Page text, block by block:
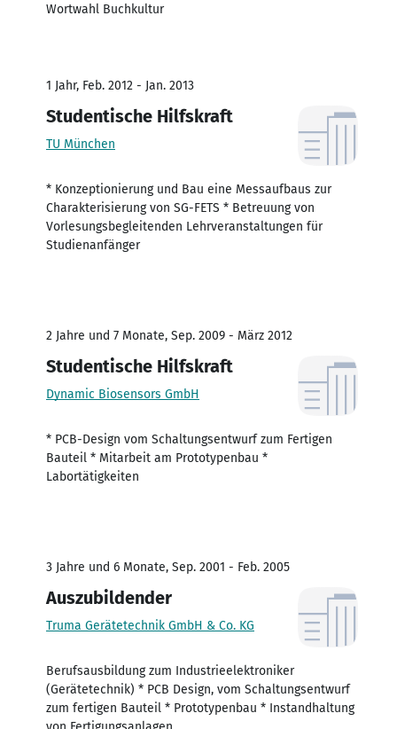
Wortwahl Buchkultur
1 Jahr, Feb. 2012 - Jan. 2013
Studentische Hilfskraft
TU München
* Konzeptionierung und Bau eine Messaufbaus zur
Charakterisierung von SG-FETS * Betreuung von
Vorlesungsbegleitenden Lehrveranstaltungen für
Studienanfänger
2 Jahre und 7 Monate, Sep. 2009 - März 2012
Studentische Hilfskraft
Dynamic Biosensors GmbH
* PCB-Design vom Schaltungsentwurf zum Fertigen
Bauteil * Mitarbeit am Prototypenbau *
Labortätigkeiten
3 Jahre und 6 Monate, Sep. 2001 - Feb. 2005
Auszubildender
Truma Gerätetechnik GmbH & Co. KG
Berufsausbildung zum Industrieelektroniker
(Gerätetechnik) * PCB Design, vom Schaltungsentwurf
zum fertigen Bauteil * Prototypenbau * Instandhaltung